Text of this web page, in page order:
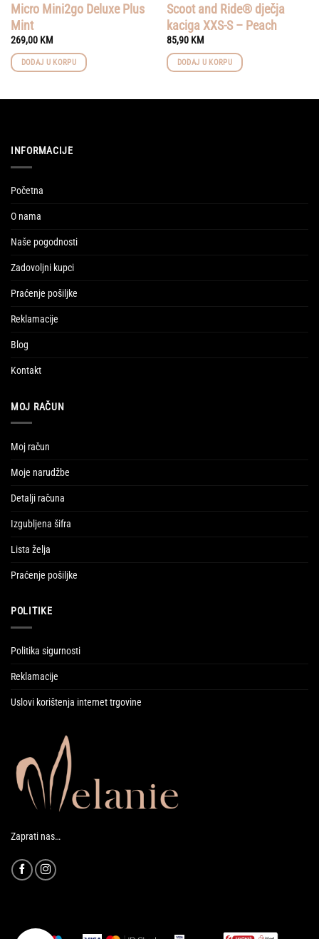
Micro Mini2go Deluxe Plus
Mint
269,00 KM
DODAJ U KORPU
Scoot and Ride® dječja
kaciga XXS-S – Peach
85,90 KM
DODAJ U KORPU
INFORMACIJE
Početna
O nama
Naše pogodnosti
Zadovoljni kupci
Praćenje pošiljke
Reklamacije
Blog
Kontakt
MOJ RAČUN
Moj račun
Moje narudžbe
Detalji računa
Izgubljena šifra
Lista želja
Praćenje pošiljke
POLITIKE
Politika sigurnosti
Reklamacije
Uslovi korištenja internet trgovine
Zaprati nas…